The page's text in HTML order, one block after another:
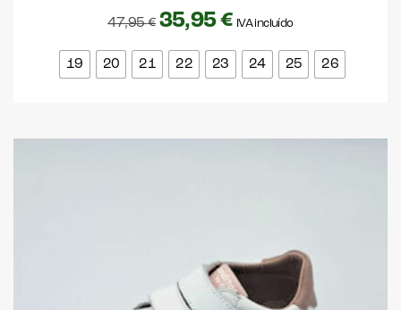
47,95€ 35,95€ IVA incluído
19 20 21 22 23 24 25 26